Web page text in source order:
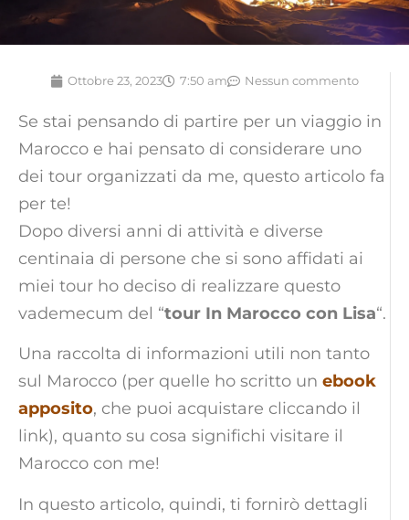
Ottobre 23, 2023 7:50 am Nessun commento
Se stai pensando di partire per un viaggio in
Marocco e hai pensato di considerare uno
dei tour organizzati da me, questo articolo fa
per te!
Dopo diversi anni di attività e diverse
centinaia di persone che si sono affidati ai
miei tour ho deciso di realizzare questo
vademecum del “tour In Marocco con Lisa“.
Una raccolta di informazioni utili non tanto
sul Marocco (per quelle ho scritto un ebook
apposito, che puoi acquistare cliccando il
link), quanto su cosa significhi visitare il
Marocco con me!
In questo articolo, quindi, ti fornirò dettagli